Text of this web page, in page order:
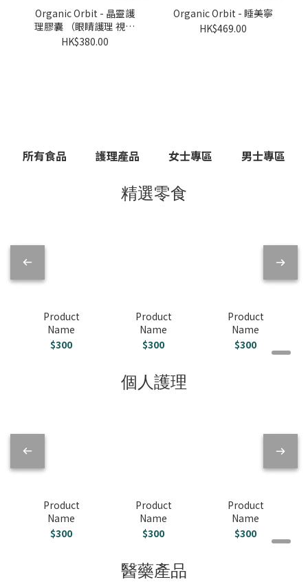
Organic Orbit - 晶靈護
理膠囊 （眼睛護理 視力
護理）
HK$380.00
Organic Orbit - 睡美寧
HK$469.00
所有食品 護理產品 女士專區 男士專區
精選零食
Product
Name
$300
Product
Name
$300
Product
Name
$300
個人護理
Product
Name
$300
Product
Name
$300
Product
Name
$300
醫藥產品